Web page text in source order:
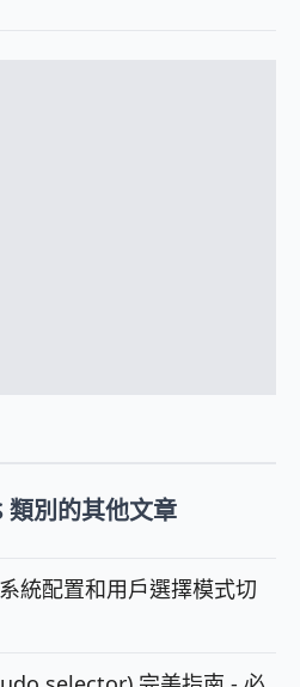
類別的其他文章
統配置和用戶選擇模式切